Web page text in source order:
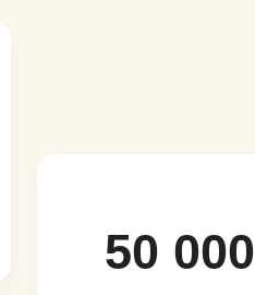
50 000